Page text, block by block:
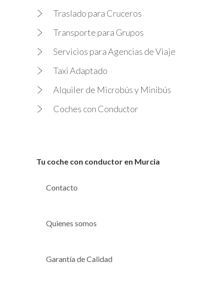
Traslado para Cruceros
Transporte para Grupos
Servicios para Agencias de Viaje
Taxi Adaptado
Alquiler de Microbús y Minibús
Coches con Conductor
Tu coche con conductor en Murcia
Contacto
Quienes somos
Garantía de Calidad